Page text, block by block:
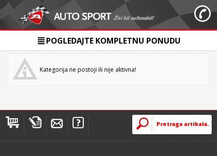
POGLEDAJTE KOMPLETNU PONUDU
Kategorija ne postoji ili nije aktivna!